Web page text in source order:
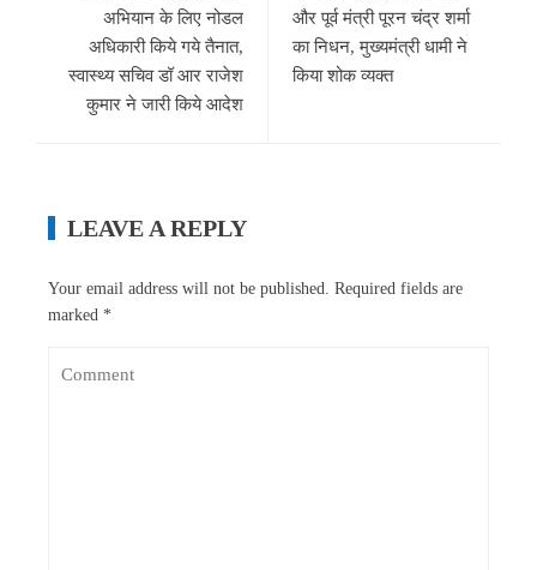
अभियान के लिए नोडल
अधिकारी किये गये तैनात,
स्वास्थ्य सचिव डॉ आर राजेश
कुमार ने जारी किये आदेश
और पूर्व मंत्री पूरन चंद्र शर्मा
का निधन, मुख्यमंत्री धामी ने
किया शोक व्यक्त
LEAVE A REPLY
Your email address will not be published. Required fields are
marked *